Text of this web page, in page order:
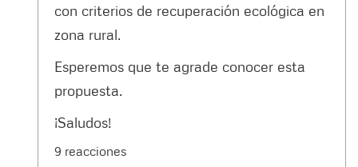
con criterios de recuperación ecológica en
zona rural.
Esperemos que te agrade conocer esta
propuesta.
¡Saludos!
9 reacciones